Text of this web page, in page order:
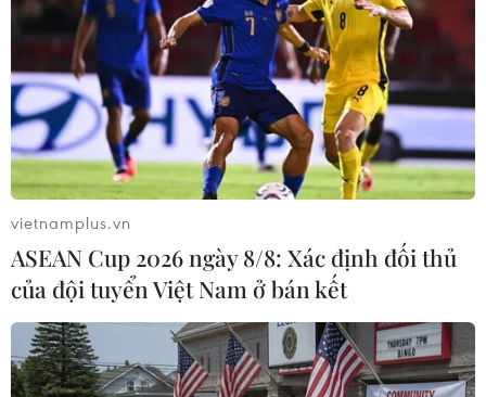
Đất hiếm của Ukraine nằm ở đâu và vì sao
vietnamplus.vn
ASEAN Cup 2026 ngày 8/8: Xác định đối thủ
của đội tuyển Việt Nam ở bán kết